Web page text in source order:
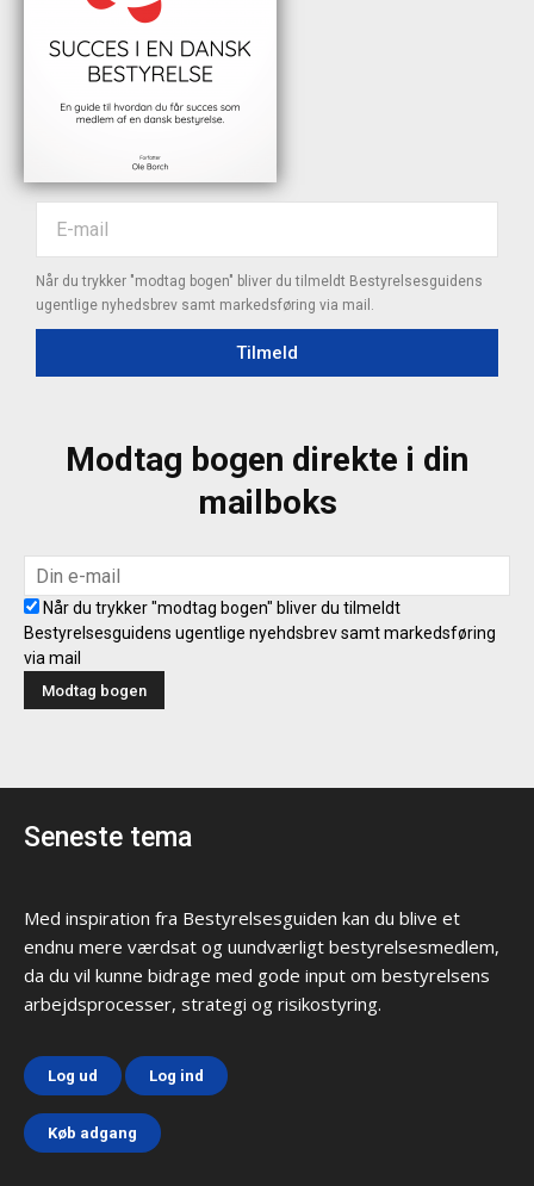
Når du trykker "modtag bogen" bliver du tilmeldt Bestyrelsesguidens
ugentlige nyhedsbrev samt markedsføring via mail.
Tilmeld
Modtag bogen direkte i din
mailboks
Når du trykker "modtag bogen" bliver du tilmeldt
Bestyrelsesguidens ugentlige nyehdsbrev samt markedsføring
via mail
Seneste tema
Med inspiration fra Bestyrelsesguiden kan du blive et
endnu mere værdsat og uundværligt bestyrelsesmedlem,
da du vil kunne bidrage med gode input om bestyrelsens
arbejdsprocesser, strategi og risikostyring.
Log ud Log ind
Køb adgang